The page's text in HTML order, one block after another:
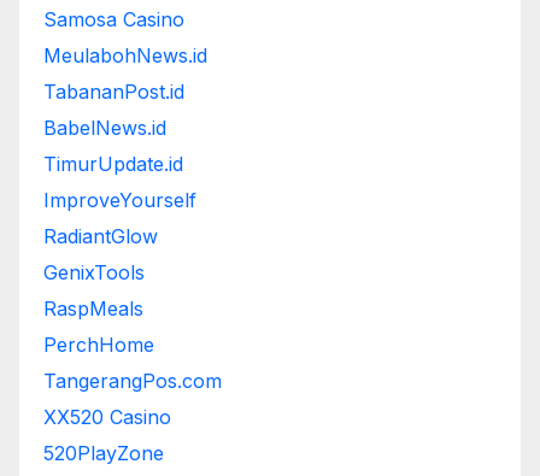
Samosa Casino
MeulabohNews.id
TabananPost.id
BabelNews.id
TimurUpdate.id
ImproveYourself
RadiantGlow
GenixTools
RaspMeals
PerchHome
TangerangPos.com
XX520 Casino
520PlayZone